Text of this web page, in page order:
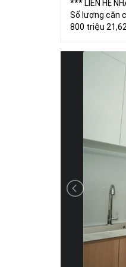
*** LIÊN HỆ
Số lượng căn
800 triệu